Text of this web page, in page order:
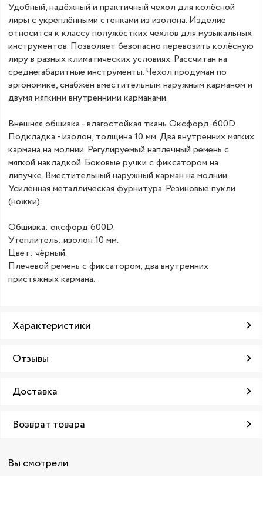
Удобный, надёжный и практичный чехол для колёсной
лиры с укреплёнными стенками из изолона. Изделие
относится к классу полужёстких чехлов для музыкальных
инструментов. Позволяет безопасно перевозить колёсную
лиру в разных климатических условиях. Рассчитан на
среднегабаритные инструменты. Чехол продуман по
эргономике, снабжён вместительным наружным карманом и
двумя мягкими внутренними карманами.
Внешняя обшивка - влагостойкая ткань Оксфорд-600D.
Подкладка - изолон, толщина 10 мм. Два внутренних мягких
кармана на молнии. Регулируемый наплечный ремень с
мягкой накладкой. Боковые ручки с фиксатором на
липучке. Вместительный наружный карман на молнии.
Усиленная металлическая фурнитура. Резиновые пукли
(ножки).
Обшивка: оксфорд 600D.
Утеплитель: изолон 10 мм.
Цвет: чёрный.
Плечевой ремень с фиксатором, два внутренних
пристяжных кармана.
Характеристики
Отзывы
Доставка
Возврат товара
Вы смотрели